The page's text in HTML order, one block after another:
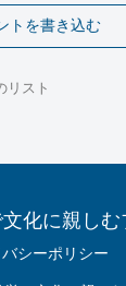
トを書き込む
リスト
化に親し
シーポリシー